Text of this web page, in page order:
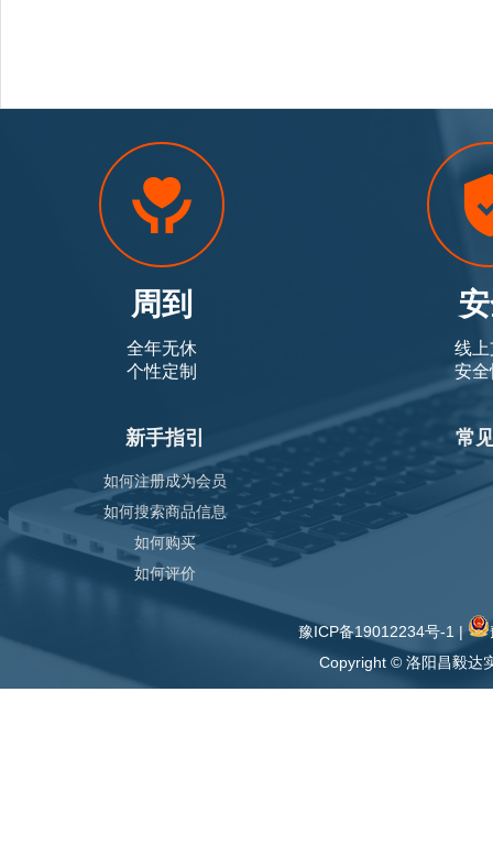
周到
全年无休
个性定制
线
安
新手指引
如何注册成为会员
如何搜索商品信息
如何购买
如何评价
常
豫ICP备19012234号-1 |
Copyright © 洛阳昌毅达